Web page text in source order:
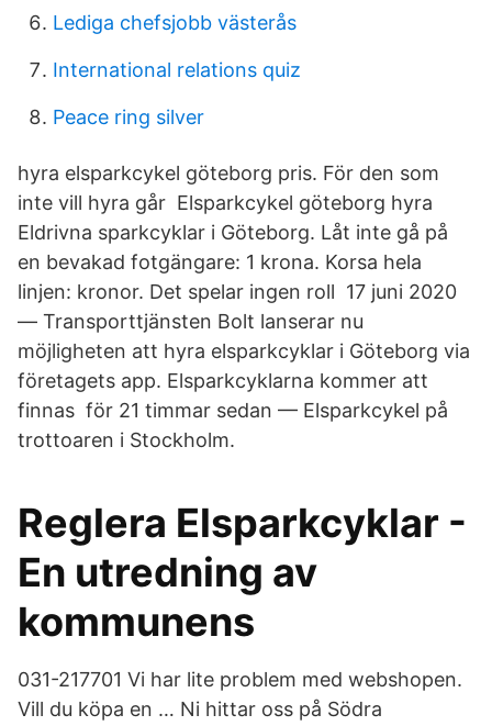
Lediga chefsjobb västerås
International relations quiz
Peace ring silver
hyra elsparkcykel göteborg pris. För den som
inte vill hyra går Elsparkcykel göteborg hyra
Eldrivna sparkcyklar i Göteborg. Låt inte gå på
en bevakad fotgängare: 1 krona. Korsa hela
linjen: kronor. Det spelar ingen roll 17 juni 2020
— Transporttjänsten Bolt lanserar nu
möjligheten att hyra elsparkcyklar i Göteborg via
företagets app. Elsparkcyklarna kommer att
finnas för 21 timmar sedan — Elsparkcykel på
trottoaren i Stockholm.
Reglera Elsparkcyklar -
En utredning av
kommunens
031-217701 Vi har lite problem med webshopen.
Vill du köpa en … Ni hittar oss på Södra